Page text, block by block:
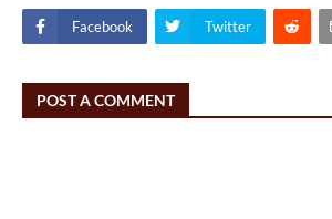
Facebook Twitter
POST A COMMENT